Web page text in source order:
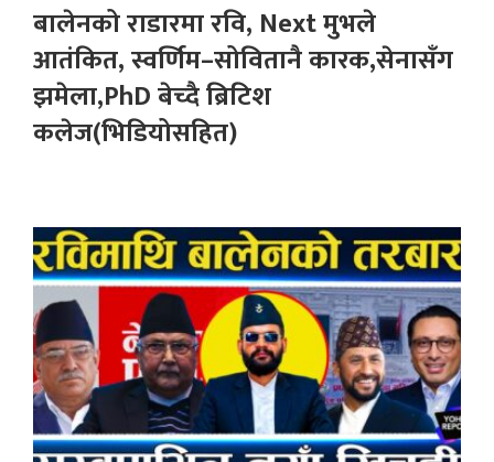
बालेनको राडारमा रवि, Next मुभले
आतंकित, स्वर्णिम–सोवितानै कारक,सेनासँग
झमेला,PhD बेच्दै ब्रिटिश
कलेज(भिडियोसहित)